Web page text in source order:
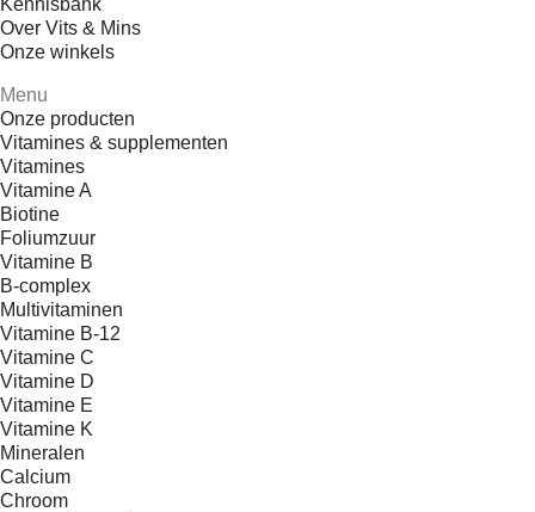
Over Vits & Mins
Onze winkels
Menu
Onze producten
Vitamines & supplementen
Vitamines
Vitamine A
Biotine
Foliumzuur
Vitamine B
B-complex
Multivitaminen
Vitamine B-12
Vitamine C
Vitamine D
Vitamine E
Vitamine K
Mineralen
Calcium
Chroom